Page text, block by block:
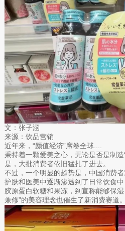
文：张子涵
来源：饮品营销
近年来，“颜值经济”席卷全球....
秉持着一颗爱美之心，无论是否是制
是，大批消费者依旧猛扎了进去。
不过，一个明显的趋势是，中国消费
护肤和医美中逐渐渗透到了日常饮食
胶原蛋白软糖和果冻，到宣称能够保
兼修”的美容理念也催生了新消费赛道。